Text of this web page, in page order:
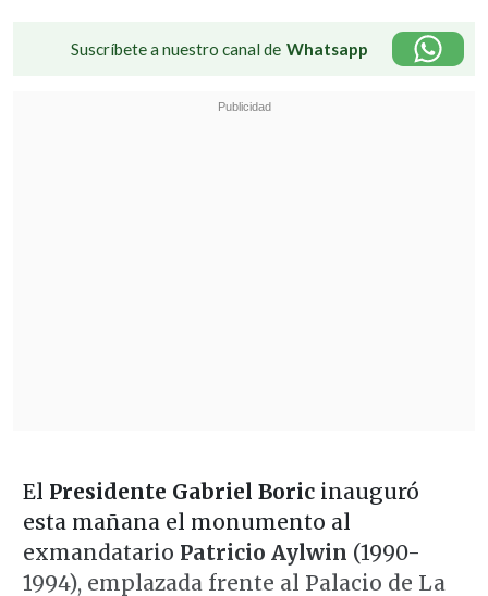
Suscríbete a nuestro canal de Whatsapp
El Presidente Gabriel Boricinauguró
esta mañana el monumento al
exmandatario Patricio Aylwin (1990-
1994), emplazada frente al Palacio de La